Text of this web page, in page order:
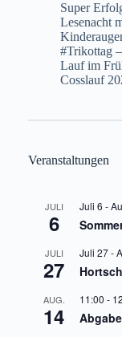
Super
Lesenacht
#Trikottag
Lauf im
Cosslauf
Veranstaltungen
JULI
6
Juli 6 -
JULI
27
Juli 27-
AUG.
14
11:00 -